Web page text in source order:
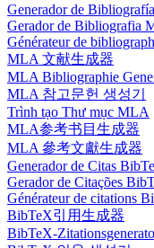
Generador de
Gerador de Bibliografia
Générateur de
MLA 文献生成器
MLA Bibliographie
MLA 참고문헌 생성기
Trình tạo Thư mục MLA
MLA参考书目生成器
MLA 參考文獻生成器
Generador de Citas
Gerador de Citações
Générateur de citations
BibTeX引用生成器
BibTeX-